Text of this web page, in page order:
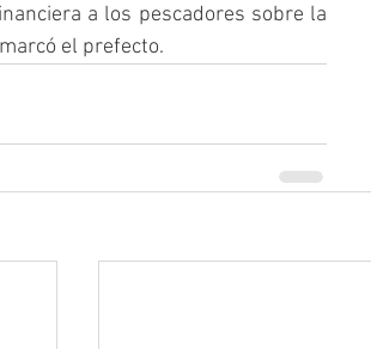
a los pescadores sobre la
el prefecto.